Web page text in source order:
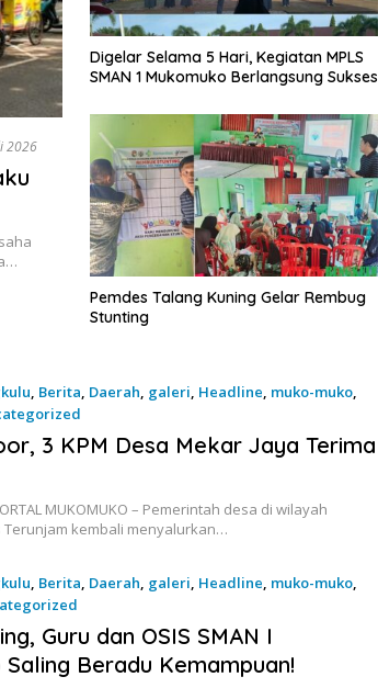
2026
Digelar Selama 5 Hari, Kegiatan MPLS
SMAN 1 Mukomuko Berlangsung Sukses
Pemdes Talang Kuning Gelar Rembug
Stunting
, Berita, Daerah, galeri, Headline, muko-muko,
3 KPM Desa Mekar Jaya Terima
MUKOMUKO – Pemerintah desa di wilayah
Terunjam kembali menyalurkan…
, Berita, Daerah, galeri, Headline, muko-muko,
Guru dan OSIS SMAN I
Beradu Kemampuan!